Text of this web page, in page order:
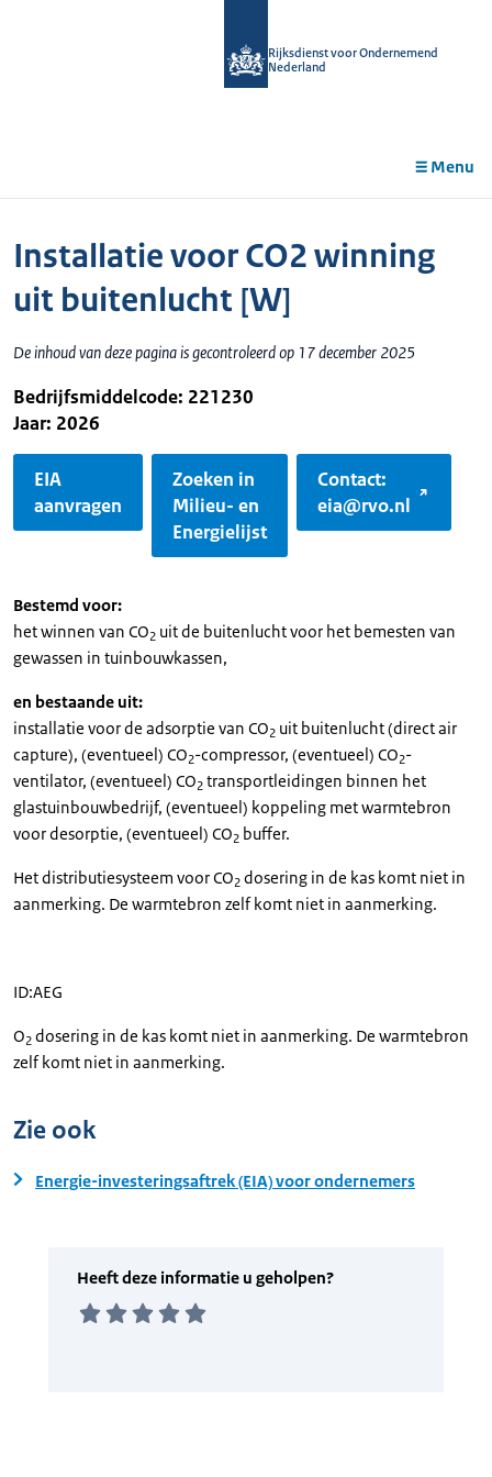
Rijksdienst voor Ondernemend
Nederland
Menu
Installatie voor CO2 winning
uit buitenlucht [W]
De inhoud van deze pagina is gecontroleerd op 17 december 2025
Bedrijfsmiddelcode: 221230
Jaar: 2026
EIA
aanvragen
Zoeken in
Milieu- en
Energielijst
Contact:
eia@rvo.nl
Bestemd voor:
het winnen van CO2 uit de buitenlucht voor het bemesten van
gewassen in tuinbouwkassen,
en bestaande uit:
installatie voor de adsorptie van CO2 uit buitenlucht (direct air
capture), (eventueel) CO2-compressor, (eventueel) CO2-
ventilator, (eventueel) CO2 transportleidingen binnen het
glastuinbouwbedrijf, (eventueel) koppeling met warmtebron
voor desorptie, (eventueel) CO2 buffer.
Het distributiesysteem voor CO2 dosering in de kas komt niet in
aanmerking. De warmtebron zelf komt niet in aanmerking.
ID:AEG
O2 dosering in de kas komt niet in aanmerking. De warmtebron
zelf komt niet in aanmerking.
Zie ook
Energie-investeringsaftrek (EIA) voor ondernemers